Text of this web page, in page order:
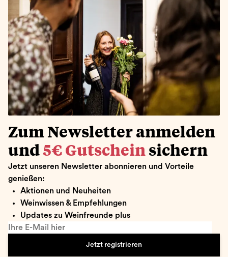
Zum Newsletter anmelden
und 5€ Gutschein sichern
Jetzt unseren Newsletter abonnieren und Vorteile
genießen:
Aktionen und Neuheiten
Weinwissen & Empfehlungen
Updates zu Weinfreunde plus
Ihre E-Mail hier
Jetzt registrieren